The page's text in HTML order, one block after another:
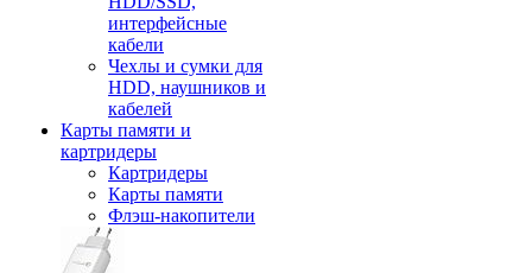
интерфейсные
кабели
Чехлы и сумки для
HDD, наушников и
кабелей
Карты памяти и
картридеры
Картридеры
Карты памяти
Флэш-накопители